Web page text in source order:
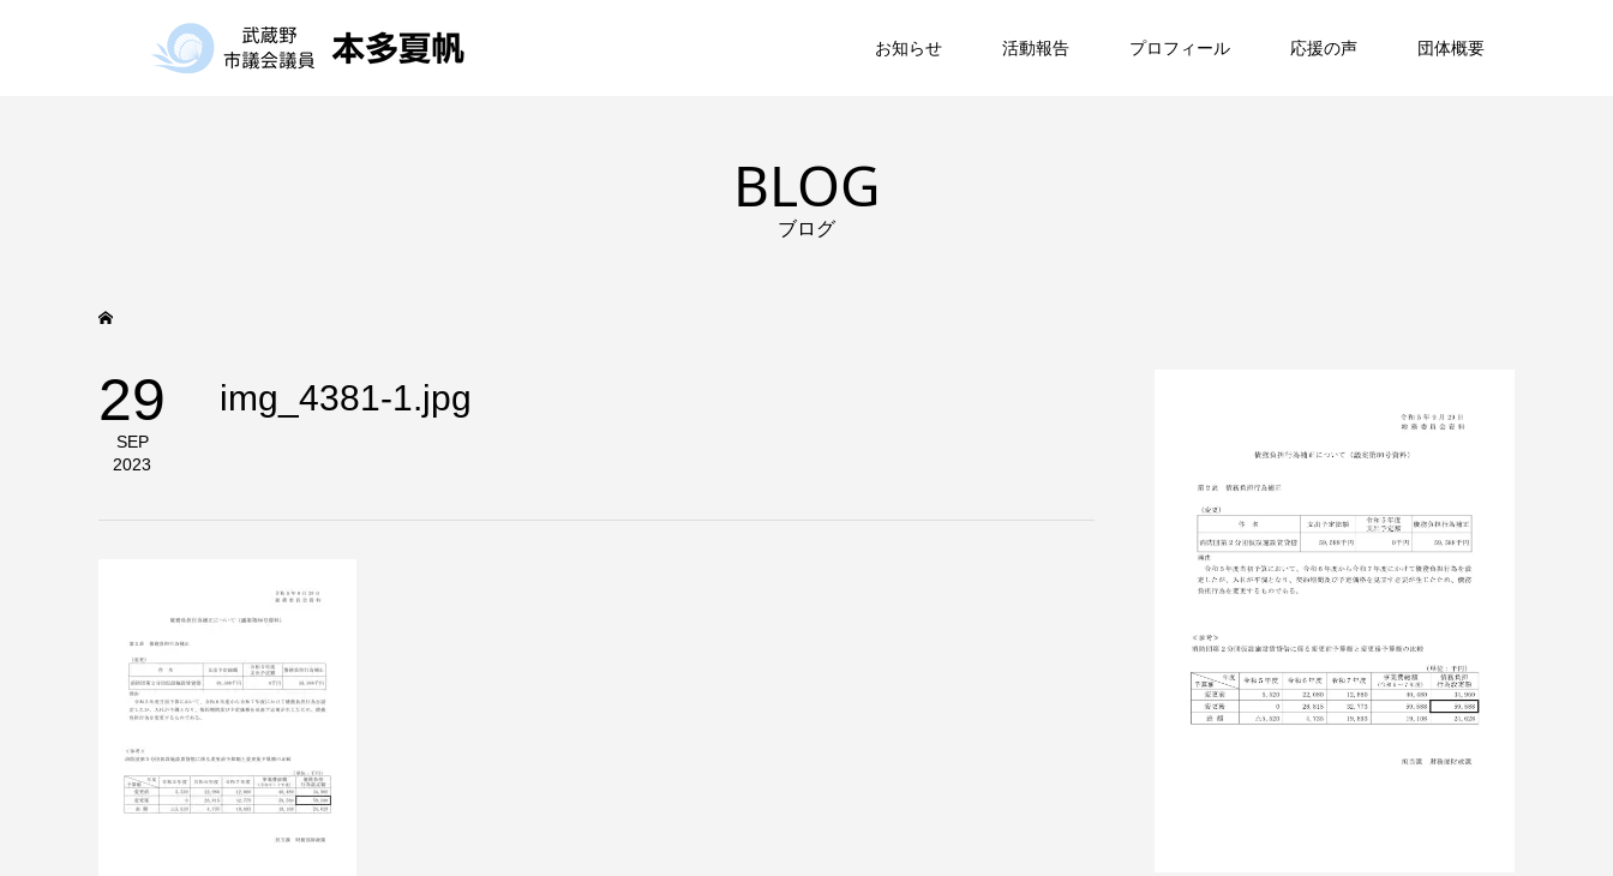
お知らせ 活動報告 プロフィール 応援の声 団体概要
BLOG
ブログ
29
SEP
2023
img_4381-1.jpg